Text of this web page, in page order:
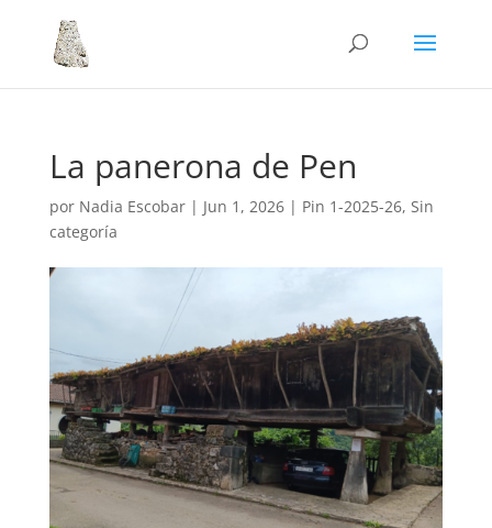
La panerona de Pen
por Nadia Escobar| Jun 1, 2026| Pin 1-2025-26, Sin
categoría